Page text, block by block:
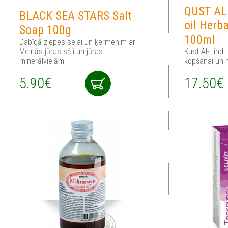
BLACK SEA STARS Salt
Soap 100g
Dabīgā ziepes sejai un ķermenim ar
Melnās jūras sāli un jūras
minerālvielām
5.90€
QUST
oil
100ml
Kust Al-
kopšanai un
17.50€